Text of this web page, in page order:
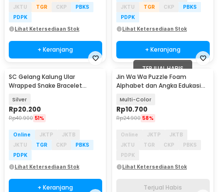
JKTU
TGR CKP
PBKS
PDPK
Lihat Ketersediaan Stok
+ Keranjang
JKTU
TGR CKP
PBKS
PDPK
Lihat Ketersediaan Stok
+ Keranjang
SC Gelang Kalung Ular
Wrapped Snake Bracelet
SC181
Silver
Rp20.200
Rp40.900 51%
Online JKTP
JKTB
JKTU
TGR CKP
PBKS
PDPK
Lihat Ketersediaan Stok
+ Keranjang
TERJUAL HABIS
Jin Wa Wa Puzzle Foam
Alphabet dan Angka Edukasi
Multi-Color
Rp10.700
Rp24.900 58%
Online JKTP
JKTB
JKTU
TGR CKP
PBKS
PDPK
Lihat Ketersediaan Stok
Terjual Habis